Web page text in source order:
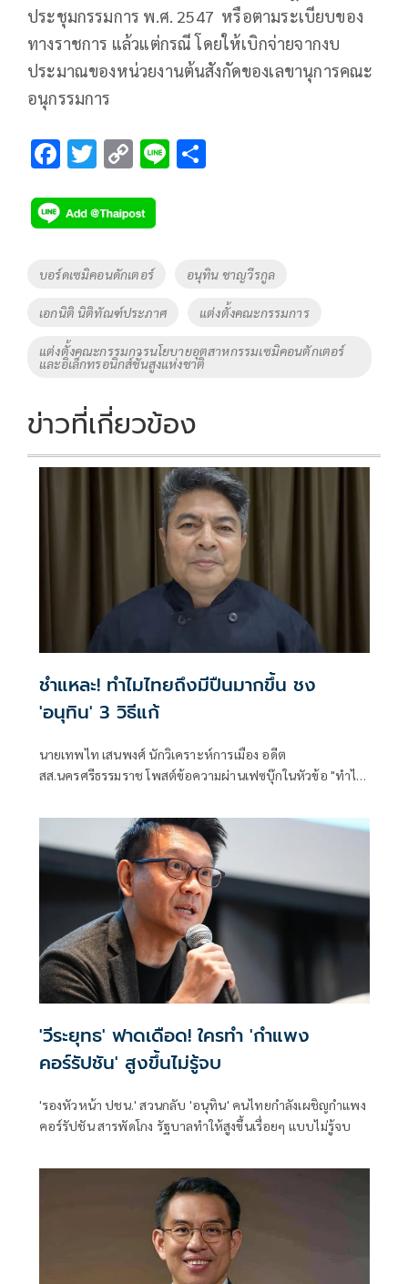
ประชุมกรรมการ พ.ศ. 2547 หรือตามระเบียบของ
ทางราชการ แล้วแต่กรณี โดยให้เบิกจ่ายจากงบ
ประมาณของหน่วยงานต้นสังกัดของเลขานุการคณะ
อนุกรรมการ
F
e
b
o
o
k
T
tt
er
C
p
y
Li
k
Li
Tags
บอร์ดเซมิคอนดักเตอร์ อนุทิน ชาญวีรกูล
เอกนิติ นิติทัณฑ์ประภาศ แต่งตั้งคณะกรรมการ
แต่งตั้งคณะกรรมการนโยบายอุตสาหกรรมเซมิคอนตักเตอร์
และอิเล็กทรอนิกส์ชั้นสูงแห่งชาติ
ข่าวที่เกี่ยวข้อง
ชำแหละ! ทำไมไทยถึงมีปืนมากขึ้น ชง
'อนุทิน' 3 วิธีแก้
นายเทพไท เสนพงศ์ นักวิเคราะห์การเมือง อดีต
สส.นครศรีธรรมราช โพสต์ข้อความผ่านเฟซบุ๊กในหัวข้อ "ทำไม
'วีระยุทธ' ฟาดเดือด! ใครทำ 'กำแพง
คอร์รัปชัน' สูงขึ้นไม่รู้จบ
'รองหัวหน้า ปชน.' สวนกลับ 'อนุทิน' คนไทยกำลังเผชิญกำแพง
คอร์รัปชัน สารพัดโกง รัฐบาลทำให้สูงขึ้นเรื่อยๆ แบบไม่รู้จบ